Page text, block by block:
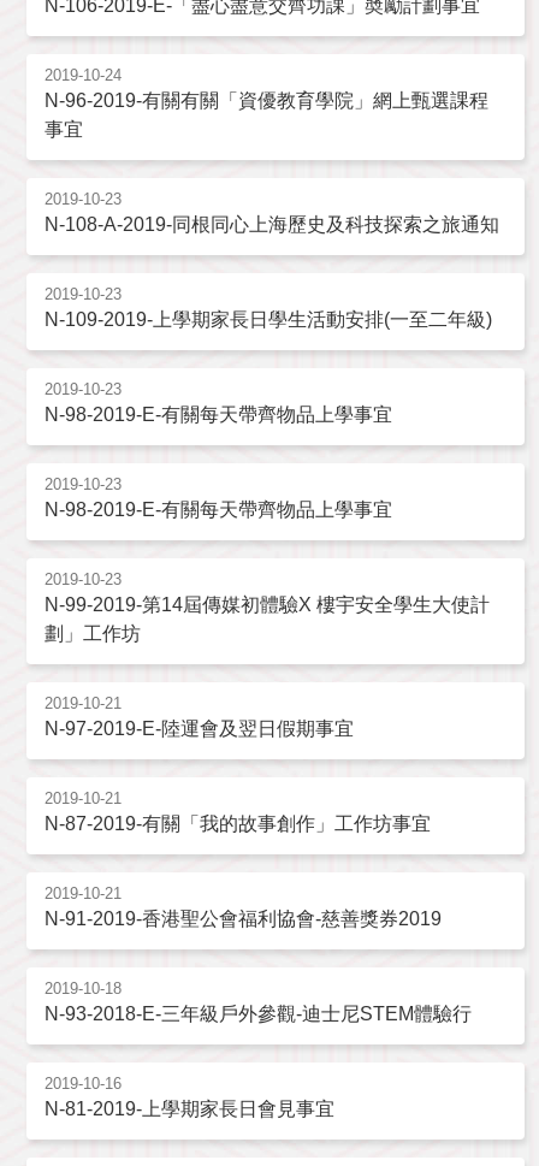
N-106-2019-E-「盡心盡意交齊功課」奬勵計劃事宜
2019-10-24
N-96-2019-有關有關「資優教育學院」網上甄選課程
事宜
2019-10-23
N-108-A-2019-同根同心上海歷史及科技探索之旅通知
2019-10-23
N-109-2019-上學期家長日學生活動安排(一至二年級)
2019-10-23
N-98-2019-E-有關每天帶齊物品上學事宜
2019-10-23
N-98-2019-E-有關每天帶齊物品上學事宜
2019-10-23
N-99-2019-第14屆傳媒初體驗X 樓宇安全學生大使計
劃」工作坊
2019-10-21
N-97-2019-E-陸運會及翌日假期事宜
2019-10-21
N-87-2019-有關「我的故事創作」工作坊事宜
2019-10-21
N-91-2019-香港聖公會福利協會-慈善獎券2019
2019-10-18
N-93-2018-E-三年級戶外參觀-迪士尼STEM體驗行
2019-10-16
N-81-2019-上學期家長日會見事宜